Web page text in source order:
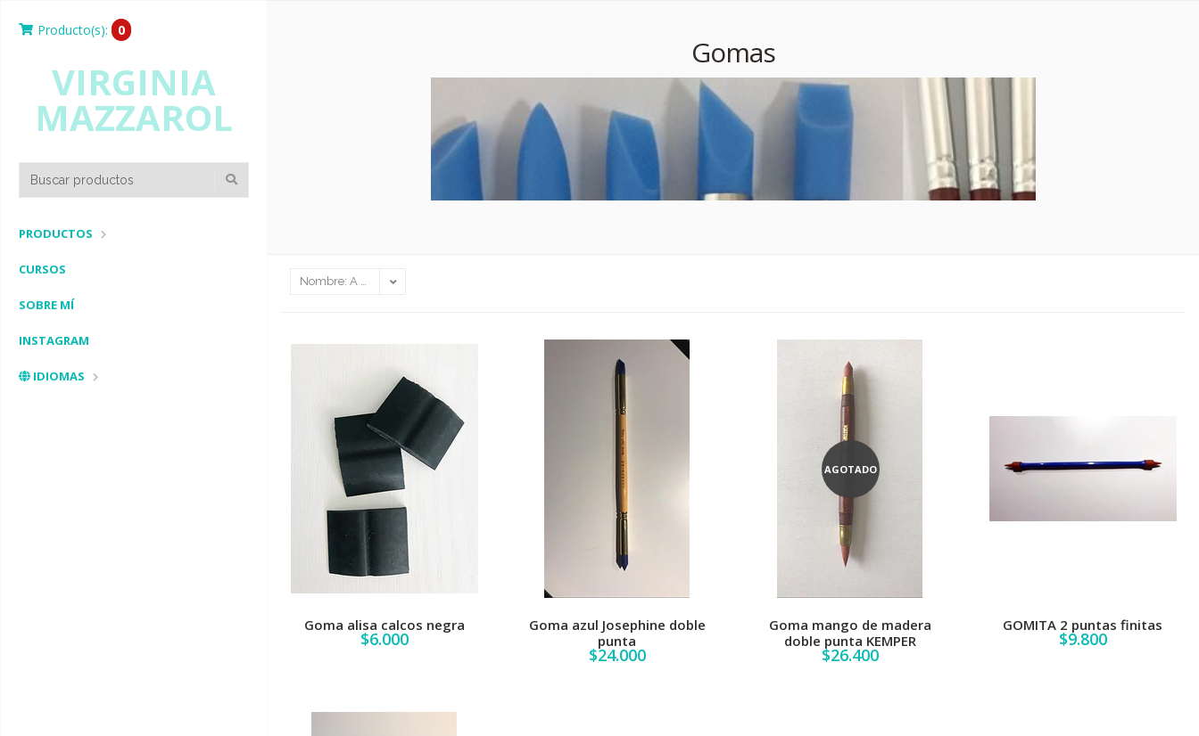
Producto(s): 0
VIRGINIA
MAZZAROL
PRODUCTOS
CURSOS
SOBRE MÍ
INSTAGRAM
IDIOMAS
Gomas
Goma alisa calcos negra
$6.000
Goma azul Josephine doble
punta
$24.000
AGOTADO
Goma mango de madera
doble punta KEMPER
$26.400
GOMITA 2 puntas finitas
$9.800